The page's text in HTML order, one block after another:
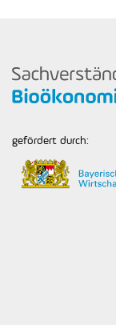
gefördert durch: